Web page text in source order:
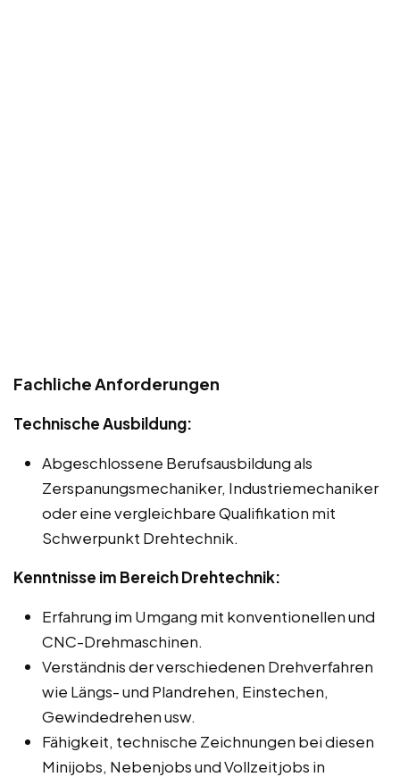
Fachliche Anforderungen
Technische Ausbildung:
Abgeschlossene Berufsausbildung als
Zerspanungsmechaniker, Industriemechaniker
oder eine vergleichbare Qualifikation mit
Schwerpunkt Drehtechnik.
Kenntnisse im Bereich Drehtechnik:
Erfahrung im Umgang mit konventionellen und
CNC-Drehmaschinen.
Verständnis der verschiedenen Drehverfahren
wie Längs- und Plandrehen, Einstechen,
Gewindedrehen usw.
Fähigkeit, technische Zeichnungen bei diesen
Minijobs, Nebenjobs und Vollzeitjobs in